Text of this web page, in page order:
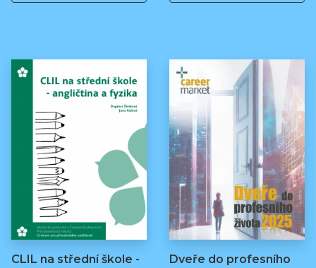
CLIL na střední škole -
Dveře do profesního